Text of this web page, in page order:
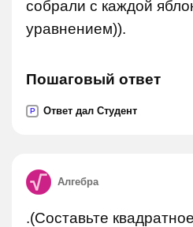
собрали с каждой
уравнением)).
Пошаговый ответ
P Ответ дал Студент
Алгебра
.(Составьте